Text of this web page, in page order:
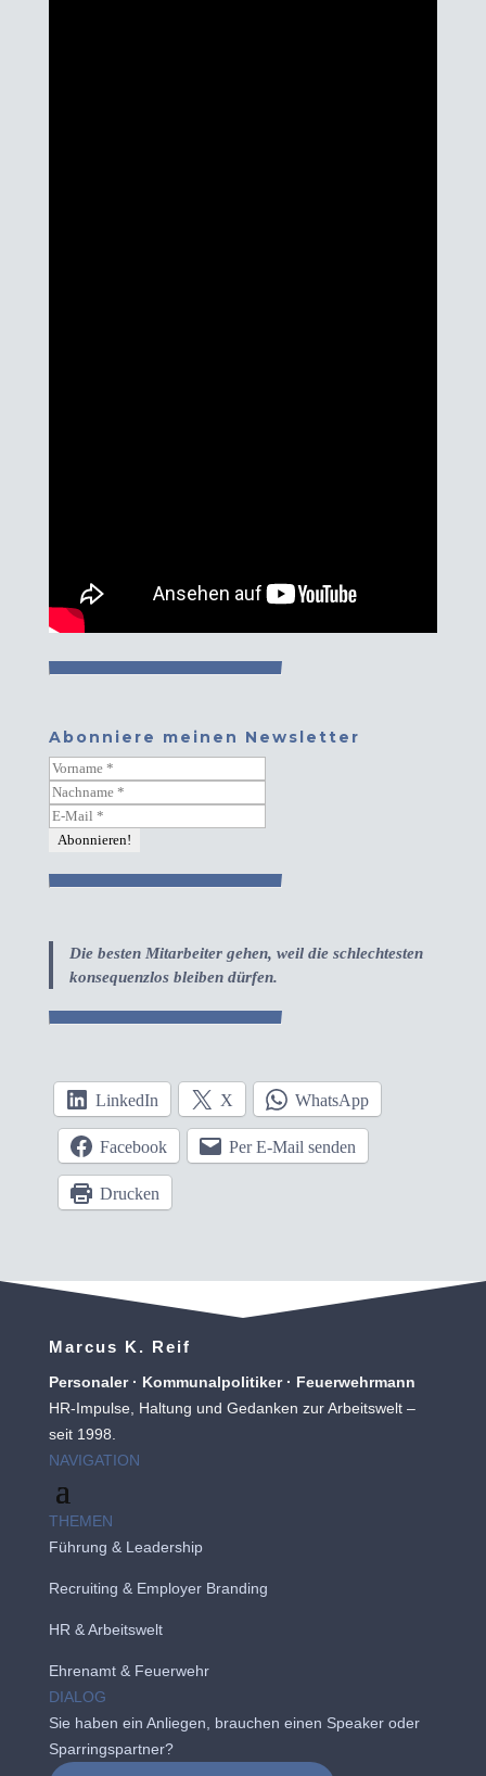
Abonniere meinen Newsletter
Die besten Mitarbeiter gehen, weil die schlechtesten
konsequenzlos bleiben dürfen.
LinkedIn X WhatsApp
Facebook Per E-Mail senden
Drucken
Marcus K. Reif
Personaler · Kommunalpolitiker · Feuerwehrmann
HR-Impulse, Haltung und Gedanken zur Arbeitswelt –
seit 1998.
NAVIGATION
THEMEN
Führung & Leadership
Recruiting & Employer Branding
HR & Arbeitswelt
Ehrenamt & Feuerwehr
DIALOG
Sie haben ein Anliegen, brauchen einen Speaker oder
Sparringspartner?